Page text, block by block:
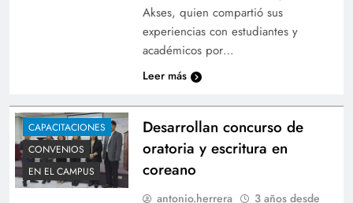
Akses, quien compartió sus
experiencias con estudiantes y
académicos por…
Leer más
CAPACITACIONES
CONVENIOS
EN EL CAMPUS
Desarrollan concurso de
oratoria y escritura en
coreano
antonio.herrera 3 años desde